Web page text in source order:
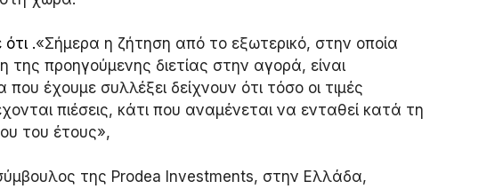
.«Σήμερα η ζήτηση από το εξωτερικό, στην οποία
προηγούμενης διετίας στην αγορά, είναι
έχουμε συλλέξει δείχνουν ότι τόσο οι τιμές
πιέσεις, κάτι που αναμένεται να ενταθεί κατά τη
του έτους»,
της Prodea Investments, στην Ελλάδα,